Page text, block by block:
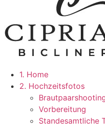
1. Home
2. Hochzeitsfotos
Vorbereitung
Standesamtliche